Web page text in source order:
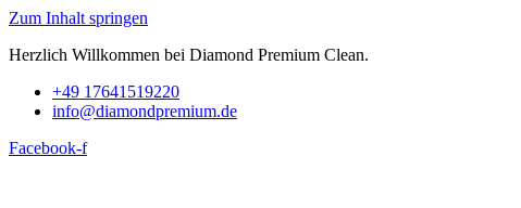
Zum Inhalt springen
Herzlich Willkommen bei Diamond Premium Clean.
+49 17641519220
info@diamondpremium.de
Facebook-f